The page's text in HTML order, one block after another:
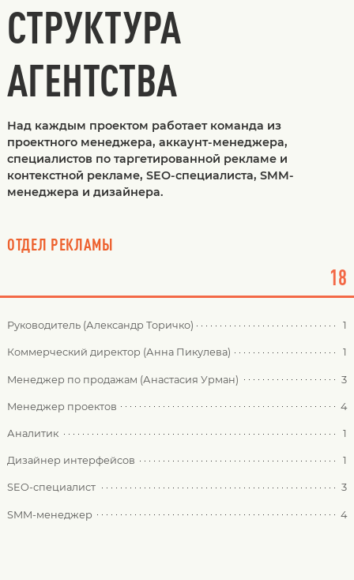
СТРУКТУРА
АГЕНТСТВА
Над каждым проектом работает команда из
проектного менеджера, аккаунт-менеджера,
специалистов по таргетированной рекламе и
контекстной рекламе, SEO-специалиста, SMM-
менеджера и дизайнера.
ОТДЕЛ РЕКЛАМЫ
18
Руководитель (Александр Торичко) 1
Коммерческий директор (Анна Пикулева) 1
Менеджер по продажам (Анастасия Урман) 3
Менеджер проектов 4
Аналитик 1
Дизайнер интерфейсов 1
SEO-специалист 3
SMM-менеджер 4